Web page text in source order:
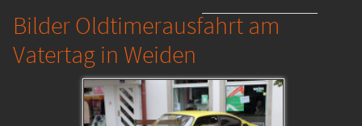
Bilder Oldtimerausfahrt am
Vatertag in Weiden